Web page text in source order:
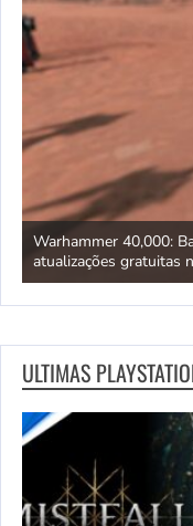
Warhammer 40,000:
atualizações gratuitas
ULTIMAS